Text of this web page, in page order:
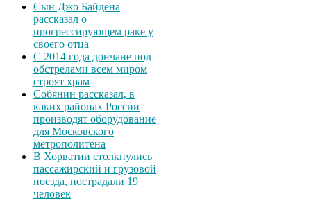
Сын Джо Байдена
рассказал о
прогрессирующем раке у
своего отца
С 2014 года дончане под
обстрелами всем миром
строят храм
Собянин рассказал, в
каких районах России
производят оборудование
для Московского
метрополитена
В Хорватии столкнулись
пассажирский и грузовой
поезда, пострадали 19
человек